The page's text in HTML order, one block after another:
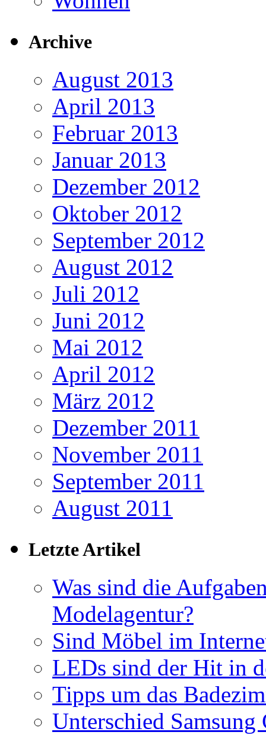
Archive
August 2013
April 2013
Februar 2013
Januar 2013
Dezember 2012
Oktober 2012
September 2012
August 2012
Juli 2012
Juni 2012
Mai 2012
April 2012
März 2012
Dezember 2011
November 2011
September 2011
August 2011
Letzte Artikel
Was sind die
Modelagentur?
Sind Möbel im
LEDs sind der Hit in
Tipps um das
Unterschied